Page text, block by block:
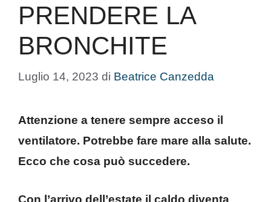
PRENDERE LA
BRONCHITE
Luglio 14, 2023 di Beatrice Canzedda
Attenzione a tenere sempre acceso il
ventilatore. Potrebbe fare mare alla salute.
Ecco che cosa può succedere.
Con l’arrivo dell’estate il caldo diventa